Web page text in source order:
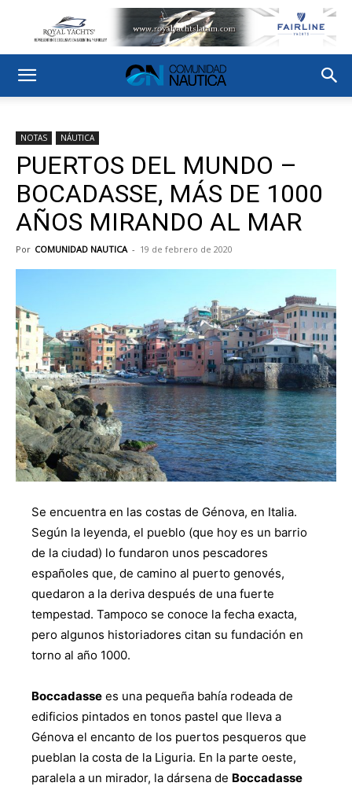
NOTAS NÁUTICA
PUERTOS DEL MUNDO –
BOCADASSE, MÁS DE 1000
AÑOS MIRANDO AL MAR
Por COMUNIDAD NAUTICA - 19 de febrero de 2020
Se encuentra en las costas de Génova, en Italia.
Según la leyenda, el pueblo (que hoy es un barrio
de la ciudad) lo fundaron unos pescadores
españoles que, de camino al puerto genovés,
quedaron a la deriva después de una fuerte
tempestad. Tampoco se conoce la fecha exacta,
pero algunos historiadores citan su fundación en
torno al año 1000.
Boccadasse es una pequeña bahía rodeada de
edificios pintados en tonos pastel que lleva a
Génova el encanto de los puertos pesqueros que
pueblan la costa de la Liguria. En la parte oeste,
paralela a un mirador, la dársena de Boccadasse